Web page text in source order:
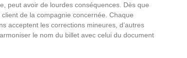
peut avoir de lourdes conséquences. Dès que
de la compagnie concernée. Chaque
acceptent les corrections mineures, d’autres
le nom du billet avec celui du document